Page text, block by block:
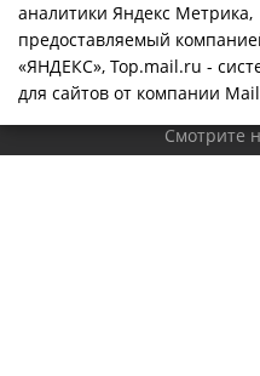
Смотрите
аналитики Яндекс Метрика,
предоставляемый
«ЯНДЕКС», Top.mail.ru -
для сайтов от компании